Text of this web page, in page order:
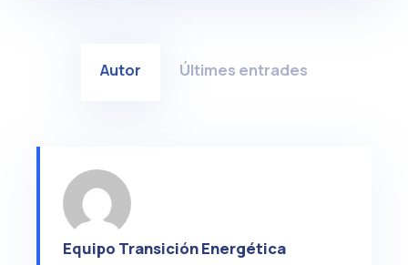
Autor Últimes entrades
Equipo Transición Energética